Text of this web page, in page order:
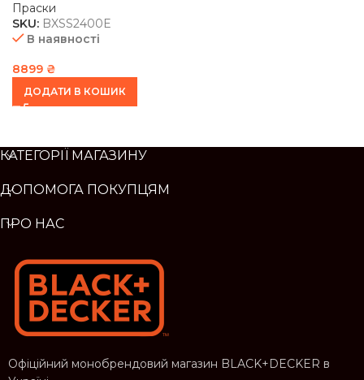
Праски
SKU: BXSS2400E
В наявності
8899 ₴
ДОДАТИ В КОШИК
КАТЕГОРІЇ МАГАЗИНУ
ДОПОМОГА ПОКУПЦЯМ
ПРО НАС
Офіційний монобрендовий магазин BLACK+DECKER в